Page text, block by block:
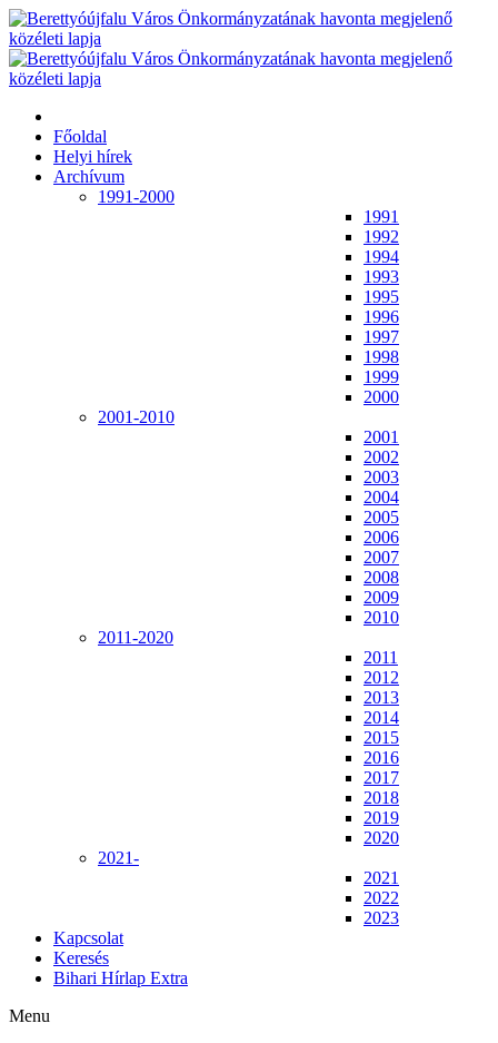
Főoldal
Helyi hírek
Archívum
1991-2000
1991
1992
1994
1993
1995
1996
1997
1998
1999
2000
2001-2010
2001
2002
2003
2004
2005
2006
2007
2008
2009
2010
2011-2020
2011
2012
2013
2014
2015
2016
2017
2018
2019
2020
2021-
2021
2022
2023
Kapcsolat
Keresés
Bihari Hírlap Extra
Menu